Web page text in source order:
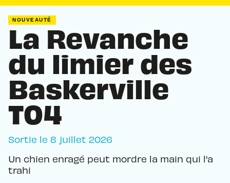
NOUVEAUTÉ
La Revanche
du limier des
Baskerville
T04
Sortie le 8 juillet 2026
Un chien enragé peut mordre la main qui l'a
trahi